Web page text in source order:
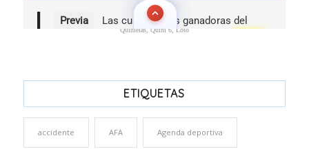
Quinielas, Quini 6, Loto
ETIQUETAS
accidente AFA Agenda deportiva